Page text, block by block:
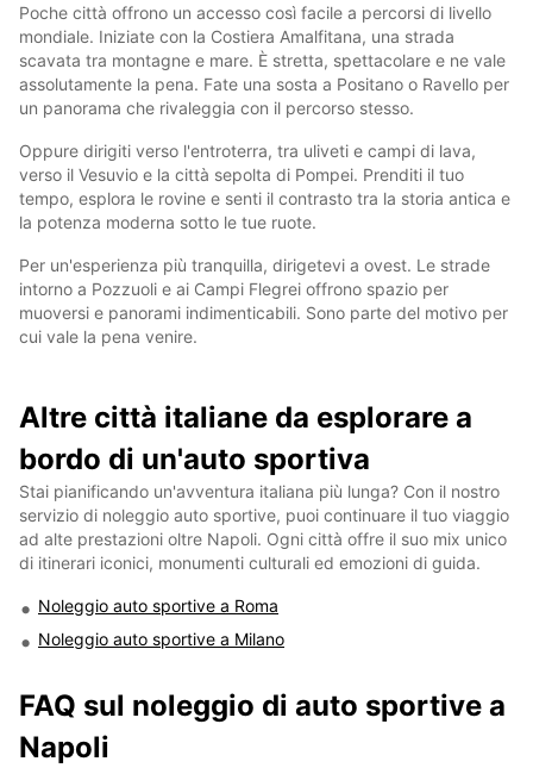
Poche città offrono un accesso così facile a percorsi di livello
mondiale. Iniziate con la Costiera Amalfitana, una strada
scavata tra montagne e mare. È stretta, spettacolare e ne vale
assolutamente la pena. Fate una sosta a Positano o Ravello per
un panorama che rivaleggia con il percorso stesso.
Oppure dirigiti verso l'entroterra, tra uliveti e campi di lava,
verso il Vesuvio e la città sepolta di Pompei. Prenditi il ​​tuo
tempo, esplora le rovine e senti il ​​contrasto tra la storia antica e
la potenza moderna sotto le tue ruote.
Per un'esperienza più tranquilla, dirigetevi a ovest. Le strade
intorno a Pozzuoli e ai Campi Flegrei offrono spazio per
muoversi e panorami indimenticabili. Sono parte del motivo per
cui vale la pena venire.
Altre città italiane da esplorare a
bordo di un'auto sportiva
Stai pianificando un'avventura italiana più lunga? Con il nostro
servizio di noleggio auto sportive, puoi continuare il tuo viaggio
ad alte prestazioni oltre Napoli. Ogni città offre il suo mix unico
di itinerari iconici, monumenti culturali ed emozioni di guida.
Noleggio auto sportive a Roma
Noleggio auto sportive a Milano
FAQ sul noleggio di auto sportive a
Napoli